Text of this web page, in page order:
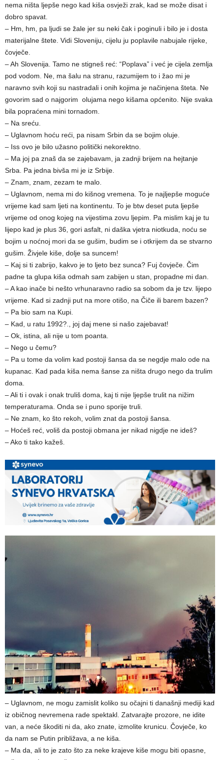
nema ništa ljepše nego kad kiša osvježi zrak, kad se može disat i
dobro spavat.
– Hm, hm, pa ljudi se žale jer su neki čak i poginuli i bilo je i dosta
materijalne štete. Vidi Sloveniju, cijelu ju poplavile nabujale rijeke,
čovječe.
– Ah Slovenija. Tamo ne stigneš reć: “Poplava” i već je cijela zemlja
pod vodom. Ne, ma šalu na stranu, razumijem to i žao mi je
naravno svih koji su nastradali i onih kojima je načinjena šteta. Ne
govorim sad o najgorim olujama nego kišama općenito. Nije svaka
bila popraćena mini tornadom.
– Na sreću.
– Uglavnom hoću reći, pa nisam Srbin da se bojim oluje.
– Iss ovo je bilo užasno politički nekorektno.
– Ma joj pa znaš da se zajebavam, ja zadnji brijem na hejtanje
Srba. Pa jedna bivša mi je iz Srbije.
– Znam, znam, zezam te malo.
– Uglavnom, nema mi do kišnog vremena. To je najljepše moguće
vrijeme kad sam ljeti na kontinentu. To je btw deset puta ljepše
vrijeme od onog kojeg na vijestima zovu ljepim. Pa mislim kaj je tu
lijepo kad je plus 36, gori asfalt, ni daška vjetra niotkuda, noću se
bojim u noćnoj mori da se gušim, budim se i otkrijem da se stvarno
gušim. Živjele kiše, dolje sa suncem!
– Kaj si ti zabrijo, kakvo je to ljeto bez sunca? Fuj čovječe. Čim
padne ta glupa kiša odmah sam zabijen u stan, propadne mi dan.
– A kao inače bi nešto vrhunaravno radio sa sobom da je tzv. lijepo
vrijeme. Kad si zadnji put na more otišo, na Čiče ili barem bazen?
– Pa bio sam na Kupi.
– Kad, u ratu 1992?., joj daj mene si našo zajebavat!
– Ok, istina, ali nije u tom poanta.
– Nego u čemu?
– Pa u tome da volim kad postoji šansa da se negdje malo ode na
kupanac. Kad pada kiša nema šanse za ništa drugo nego da trulim
doma.
– Ali ti i ovak i onak truliš doma, kaj ti nije ljepše trulit na nižim
temperaturama. Onda se i puno sporije truli.
– Ne znam, ko što rekoh, volim znat da postoji šansa.
– Hoćeš reć, voliš da postoji obmana jer nikad nigdje ne ideš?
– Ako ti tako kažeš.
– Uglavnom, ne mogu zamislit koliko su očajni ti današnji mediji kad
iz običnog nevremena rade spektakl. Zatvarajte prozore, ne idite
van, a neće škoditi ni da, ako znate, izmolite krunicu. Čovječe, ko
da nam se Putin približava, a ne kiša.
– Ma da, ali to je zato što za neke krajeve kiše mogu biti opasne,